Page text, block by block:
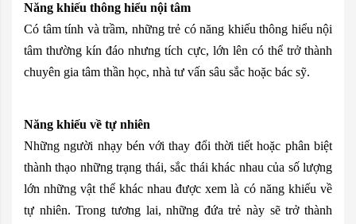
Năng khiếu thông hiểu nội tâm
Có tâm tính và trầm, những trẻ có năng khiếu thông hiểu nội
tâm thường kín đáo nhưng tích cực, lớn lên có thể trở thành
chuyên gia tâm thần học, nhà tư vấn sâu sắc hoặc bác sỹ.
Năng khiếu về tự nhiên
Những người nhạy bén với thay đổi thời tiết hoặc phân biệt
thành thạo những trạng thái, sắc thái khác nhau của số lượng
lớn những vật thể khác nhau được xem là có năng khiếu về
tự nhiên. Trong tương lai, những đứa trẻ này sẽ trở thành